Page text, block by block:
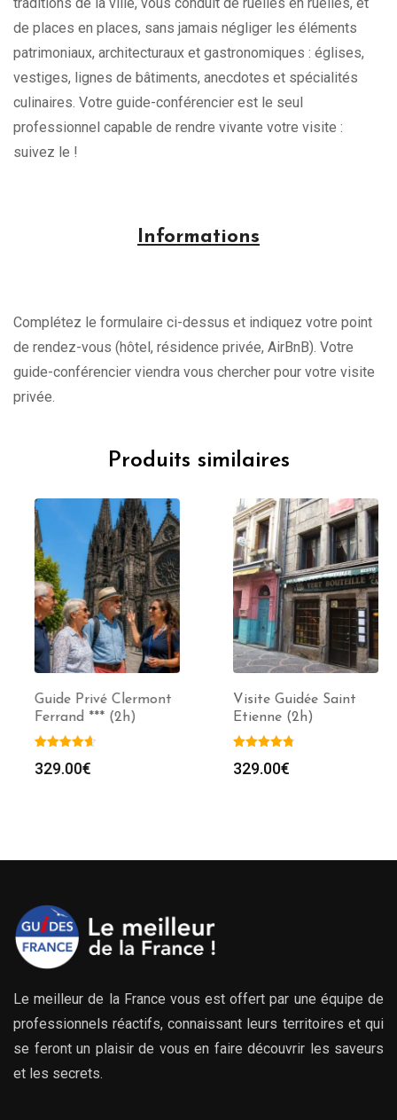
traditions de la ville, vous conduit de ruelles en ruelles, et
de places en places, sans jamais négliger les éléments
patrimoniaux, architecturaux et gastronomiques : églises,
vestiges, lignes de bâtiments, anecdotes et spécialités
culinaires. Votre guide-conférencier est le seul
professionnel capable de rendre vivante votre visite :
suivez le !
Informations
Complétez le formulaire ci-dessus et indiquez votre point
de rendez-vous (hôtel, résidence privée, AirBnB). Votre
guide-conférencier viendra vous chercher pour votre visite
privée.
Produits similaires
Guide Privé Clermont
Ferrand *** (2h)
329.00€
Visite Guidée Saint
Etienne (2h)
329.00€
Le meilleur de la France vous est offert par une équipe de
professionnels réactifs, connaissant leurs territoires et qui
se feront un plaisir de vous en faire découvrir les saveurs
et les secrets.